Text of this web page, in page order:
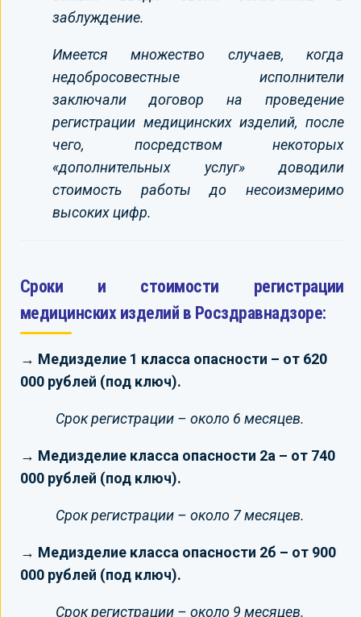
заблуждение.
Имеется множество случаев, когда
недобросовестные исполнители
заключали договор на проведение
регистрации медицинских изделий, после
чего, посредством некоторых
«дополнительных услуг» доводили
стоимость работы до несоизмеримо
высоких цифр.
Сроки и стоимости регистрации
медицинских изделий в Росздравнадзоре:
→ Медизделие 1 класса опасности – от 620
000 рублей (под ключ).
Срок регистрации – около 6 месяцев.
→ Медизделие класса опасности 2а – от 740
000 рублей (под ключ).
Срок регистрации – около 7 месяцев.
→ Медизделие класса опасности 2б – от 900
000 рублей (под ключ).
Срок регистрации – около 9 месяцев.